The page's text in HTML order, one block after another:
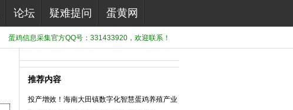
论坛 疑难提问 蛋黄网
蛋鸡信息采集官方QQ号：331433920，欢迎联系！
推荐内容
投产增效！海南大田镇数字化智慧蛋鸡养殖产业